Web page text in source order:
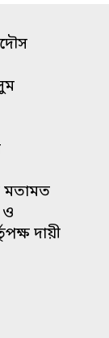
মতামত
ও
দায়ী